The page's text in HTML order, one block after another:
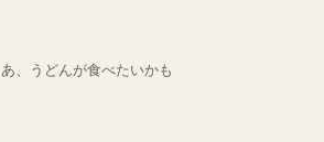
あ、うどんが食べたいかも